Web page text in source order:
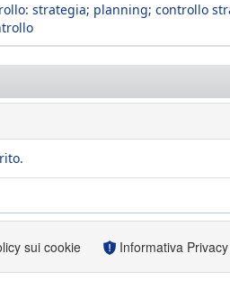
strategia; planning; controllo
sui cookie Informativa Privacy